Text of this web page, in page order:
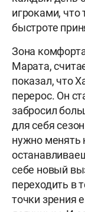
игроками, что
быстроте
Зона
Марата,
показал, что
перерос. Он
забросил
для себя
нужно менять
себе новый
переходить в
точки зрения